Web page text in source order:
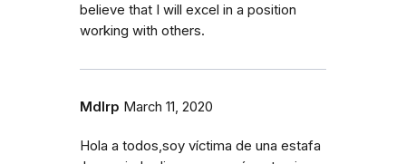
believe that I will excel in a position
working with others.
Mdlrp March 11, 2020
Hola a todos,soy víctima de una estafa